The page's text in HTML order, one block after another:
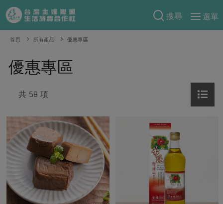
搜尋
選單
產品分類
當季蔬果
一籃菜
芽苗類
奶蛋豆・五穀
食譜料理
肉食
海鮮
蔬食
把最好的台灣味帶回家！
防災用品預購圓滿結束
2026年端午節預購圓滿結束
更多預購活動
觀點文章
主婦食堂 一籃菜真心話
社內大小事
產品故事
關於合作社
認識合作社
關於我們
合作社組織
重要公告
首頁 所有產品 優惠專區
優惠專區
共 58 項